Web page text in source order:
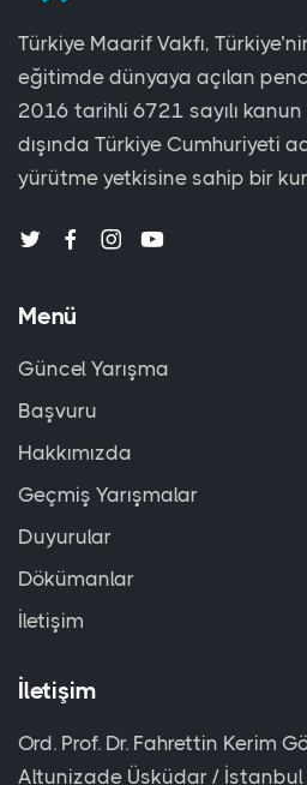
Türkiye Maarif Vakfı,
eğitimde dünyaya açılan
2016 tarihli 6721 sayılı kanun
dışında Türkiye Cumhuriyeti
yürütme yetkisine sahip bir
Menü
Güncel Yarışma
Başvuru
Hakkımızda
Geçmiş Yarışmalar
Duyurular
Dökümanlar
İletişim
İletişim
Ord. Prof. Dr. Fahrettin Kerim
Altunizade Üsküdar / İstanbul